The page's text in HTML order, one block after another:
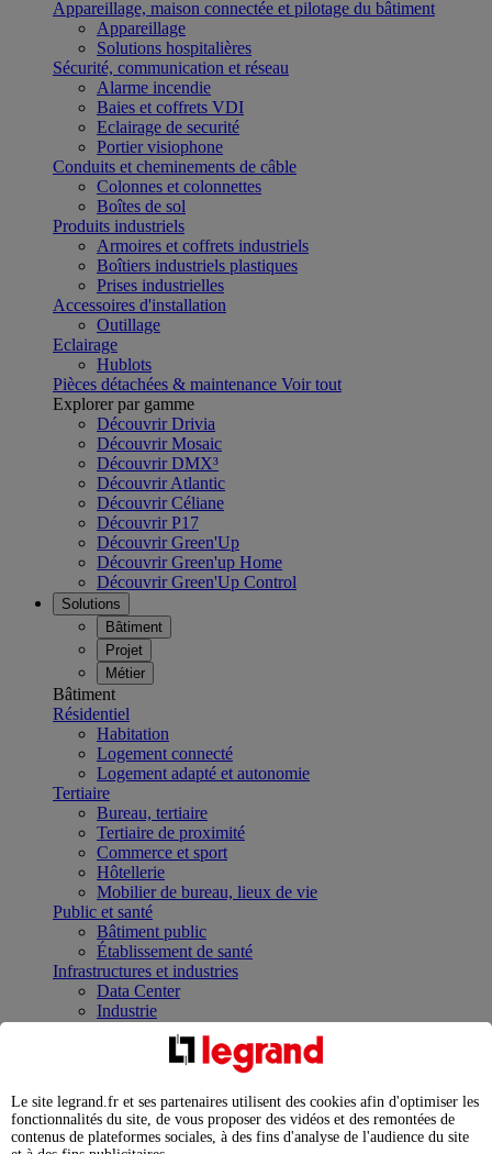
Appareillage, maison connectée et pilotage du bâtiment
Appareillage
Solutions hospitalières
Sécurité, communication et réseau
Alarme incendie
Baies et coffrets VDI
Eclairage de securité
Portier visiophone
Conduits et cheminements de câble
Colonnes et colonnettes
Boîtes de sol
Produits industriels
Armoires et coffrets industriels
Boîtiers industriels plastiques
Prises industrielles
Accessoires d'installation
Outillage
Eclairage
Hublots
Pièces détachées & maintenance Voir tout
Explorer par gamme
Découvrir Drivia
Découvrir Mosaic
Découvrir DMX³
Découvrir Atlantic
Découvrir Céliane
Découvrir P17
Découvrir Green'Up
Découvrir Green'up Home
Découvrir Green'Up Control
Solutions
Bâtiment
Projet
Métier
Bâtiment
Résidentiel
Habitation
Logement connecté
Logement adapté et autonomie
Tertiaire
Bureau, tertiaire
Tertiaire de proximité
Commerce et sport
Hôtellerie
Mobilier de bureau, lieux de vie
Public et santé
Bâtiment public
Établissement de santé
Infrastructures et industries
Data Center
Industrie
Infrastructures
Contrôler et planifier le fonctionnement des appareils
Répartir et optimiser son tableau électrique
Legrand Data Center Solutions : concentrer les
expertises au service de vos performances
Le site legrand.fr et ses partenaires utilisent des cookies afin d'optimiser les
fonctionnalités du site, de vous proposer des vidéos et des remontées de
contenus de plateformes sociales, à des fins d'analyse de l'audience du site